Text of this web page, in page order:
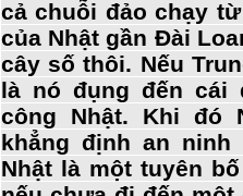
cả chuỗi đảo chạy
của Nhật gần Đài
cây số thôi. Nếu
là nó đụng đến cái
công Nhật. Khi đó
khẳng định an
Nhật là một tuyên